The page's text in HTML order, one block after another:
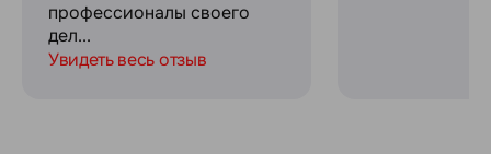
профессионалы своего
дел...
Увидеть весь отзыв